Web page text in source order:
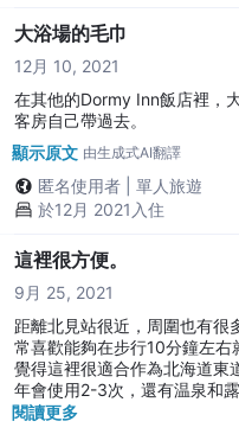
大浴場的毛巾
12月 10, 2021
在其他的Dormy Inn飯店裡，
客房自己帶過去。
顯示原文 由生成式AI翻譯
匿名使用者
單人旅遊
於12月 2021入住
這裡很方便。
9月 25, 2021
距離北見站很近，周圍也有很
常喜歡能夠在步行10分鐘左
覺得這裡很適合作為北海道東
年會使用2-3次，還有温泉和
性價比也很好。
閱讀更多